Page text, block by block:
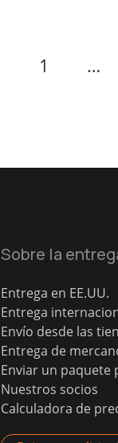
1 …
Sobre la
Entrega en EE.UU.
Entrega
Envío desde las
Entrega de
Enviar un paquete
Nuestros socios
Calculadora de